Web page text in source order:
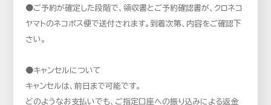
●ご予約が確定した段階で、領収書とご予約確認書が、クロネコ
ヤマトのネコポス便で送付されます。到着次第、内容をご確認下
さい。
●キャンセルについて
キャンセルは、前日まで可能です。
どのようなお支払いでも、ご指定口座への振り込みによる返金